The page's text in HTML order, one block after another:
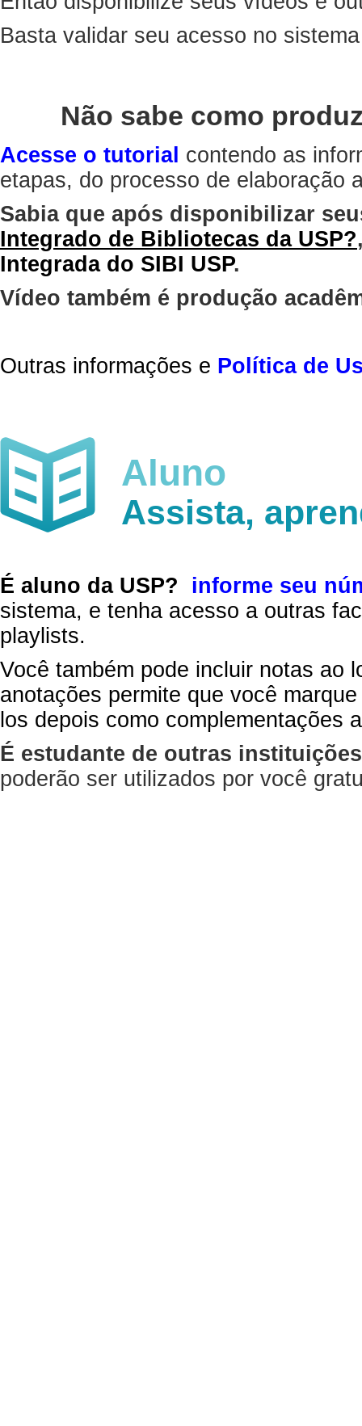
Basta validar seu acesso no
Não sabe como
Acesse o tutorial contendo as
etapas, do processo de elaboração
Sabia que após disponibilizar
Integrado de Bibliotecas da USP?
Integrada do SIBI USP.
Vídeo também é produção
Outras informações e Política de
Aluno
Assista,
É aluno da USP?
informe seu
sistema, e tenha acesso a outras
playlists.
Você também pode incluir notas ao
anotações permite que você
los depois como complementações
É estudante de outras
poderão ser utilizados por você